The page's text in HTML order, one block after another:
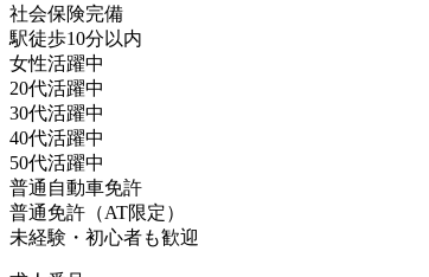
社会保険完備
駅徒歩10分以内
女性活躍中
20代活躍中
30代活躍中
40代活躍中
50代活躍中
普通自動車免許
普通免許（AT限定）
未経験・初心者も歓迎